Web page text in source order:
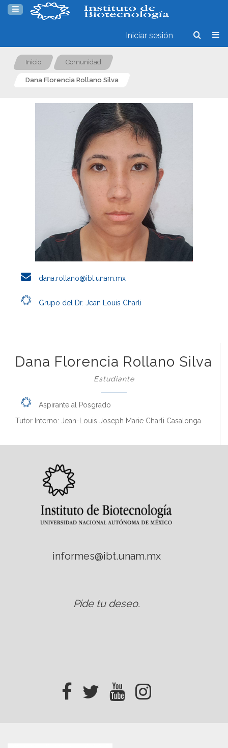
Iniciar sesión
Inicio Comunidad
Dana Florencia Rollano Silva
dana.rollano@ibt.unam.mx
Grupo del Dr. Jean Louis Charli
Dana Florencia Rollano Silva
Estudiante
Aspirante al Posgrado
Tutor Interno: Jean-Louis Joseph Marie Charli Casalonga
informes@ibt.unam.mx
Pide tu deseo.